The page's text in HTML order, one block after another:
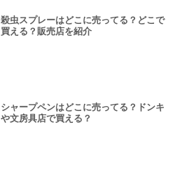
殺虫スプレーはどこに売ってる？どこで
買える？販売店を紹介
シャープペンはどこに売ってる？ドンキ
や文房具店で買える？